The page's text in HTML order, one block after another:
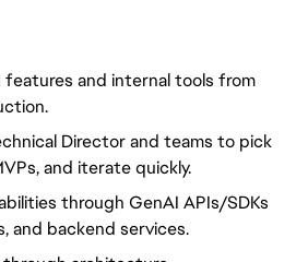
features and internal tools from
Director and teams to pick
and iterate quickly.
through GenAI APIs/SDKs
and backend services.